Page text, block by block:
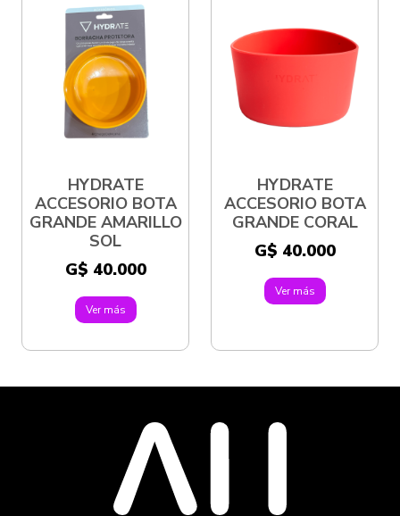
HYDRATE
ACCESORIO BOTA
GRANDE AMARILLO
SOL
G$ 40.000
Ver más
HYDRATE
ACCESORIO BOTA
GRANDE CORAL
G$ 40.000
Ver más